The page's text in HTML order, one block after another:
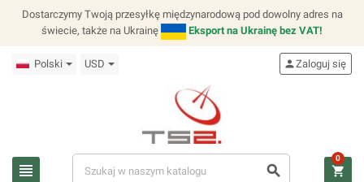
Dostarczymy Twoją przesyłkę międzynarodową pod dowolny adres na
świecie, także na Ukrainę
Eksport na Ukrainę bez VAT!
Polski USD
view_headline search
personZaloguj się
shopping_cart
0